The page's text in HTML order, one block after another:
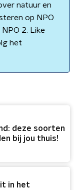
natuur en
op NPO
NPO 2. Like
het
deze soorten
bij jou thuis!
in het